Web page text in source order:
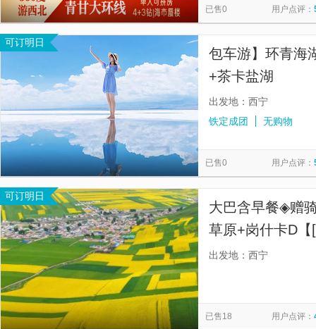
已售0 用户点评：
可订明日
包车游】环青海湖2日游 青海
+茶卡盐湖
出发地：西宁
铁定成团
无购物
已售0 用户点评：
可订明日
大巴含早餐◈赠
草原+岗什卡D
照，藏服体验，
出发地：西宁
已售18 用户点评：